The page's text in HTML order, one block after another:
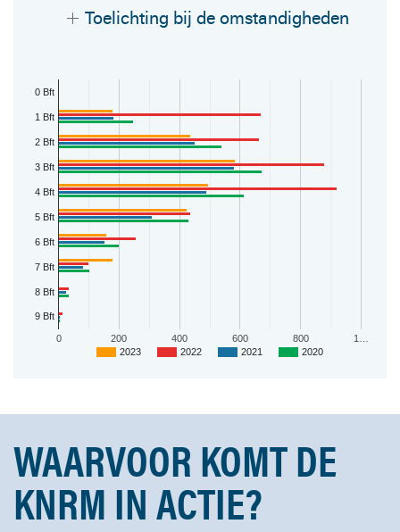
Toelichting bij de omstandigheden
2023 2022 2021 2020
0 200 400 600 800 1…
0 Bft
1 Bft
2 Bft
3 Bft
4 Bft
5 Bft
6 Bft
7 Bft
8 Bft
9 Bft
WAARVOOR KOMT DE
KNRM IN ACTIE?